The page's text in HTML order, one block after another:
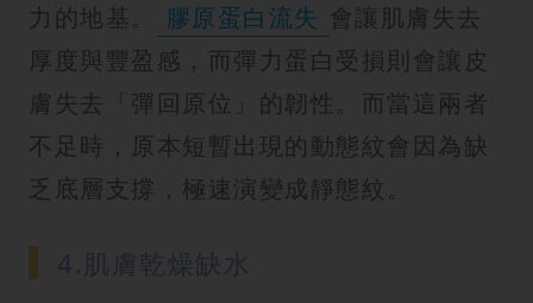
力的地基。
膠原蛋白流失 會讓肌膚失去
厚度與豐盈感，而彈力蛋白受損則會讓皮
膚失去「彈回原位」的韌性。而當這兩者
不足時，原本短暫出現的動態紋會因為缺
乏底層支撐，極速演變成靜態紋。